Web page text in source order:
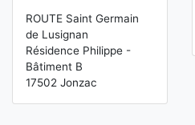
ROUTE Saint Germain
de Lusignan
Résidence Philippe -
Bâtiment B
17502 Jonzac